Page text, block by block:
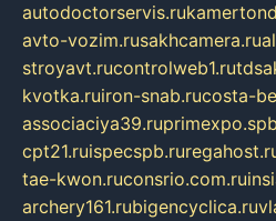
autodoctorservis.ru
avto-vozim.rusakhcamera.ru
stroyavt.rucontrolweb1.ru
kvotka.ruiron-snab.rucosta-
associaciya39.ru
cpt21.ruispecspb.ru
tae-kwon.ruconsrio.com.ru
archery161.rubigencyclica.ru